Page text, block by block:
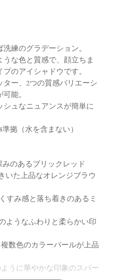
練のグラデーション。
な色と質感で、顔立ちま
のアイシャドウです。
ー、2つの質感バリエーシ
能。
ュなニュアンスが簡単に
拠（水を含まない）
みのあるブリックレッド
きいた上品なオレンジブラウ
すみ感と落ち着きのあるミ
ようなふわりと柔らかい印
複数色のカラーパールが上品
ように華やかな印象のスパー